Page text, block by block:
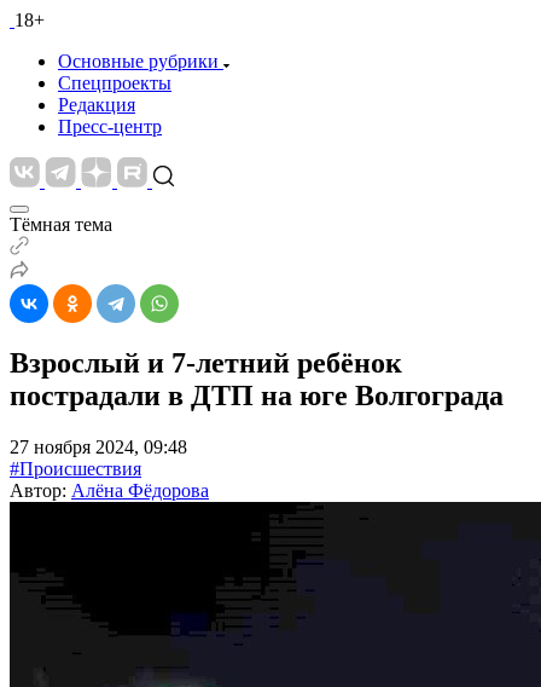
18+
Основные рубрики
Спецпроекты
Редакция
Пресс-центр
Тёмная тема
Взрослый и 7-летний ребёнок
пострадали в ДТП на юге Волгограда
27 ноября 2024, 09:48
#Происшествия
Автор: Алёна Фёдорова